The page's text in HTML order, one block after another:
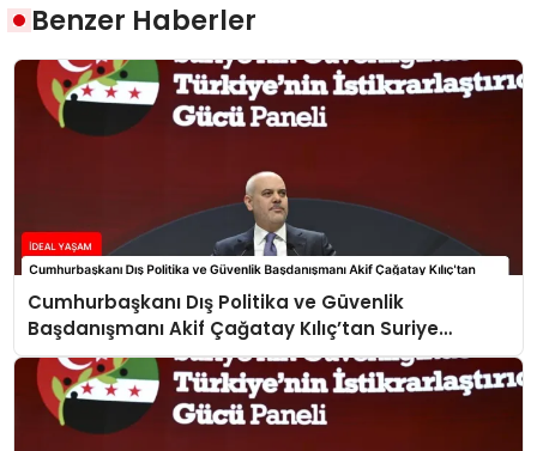
Benzer Haberler
Cumhurbaşkanı Dış Politika ve Güvenlik
Başdanışmanı Akif Çağatay Kılıç’tan Suriye
Panelinde Önemli Açıklamalar